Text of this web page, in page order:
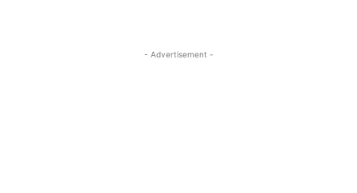
- Advertisement -